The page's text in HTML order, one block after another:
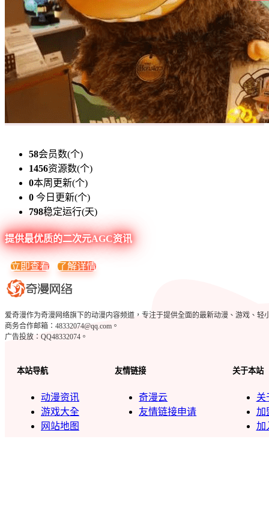
58会员数(个)
1456资源数(个)
0本周更新(个)
0 今日更新(个)
798稳定运行(天)
提供最优质的二次元AGC资讯
立即查看 了解详情
爱奇漫作为奇漫网络旗下的动漫内容频道，专注于提供全面的最新动漫、游戏、轻
商务合作邮箱：48332074@qq.com。
广告投放：QQ48332074。
本站导航
动漫资讯
游戏大全
网站地图
友情链接
奇漫云
友情链接申请
关于本站
关
加
加